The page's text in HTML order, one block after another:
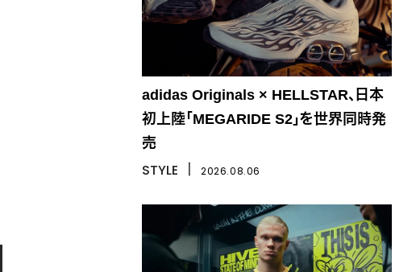
adidas Originals × HELLSTAR、日本
初上陸「MEGARIDE S2」を世界同時発
売
STYLE 2026.08.06